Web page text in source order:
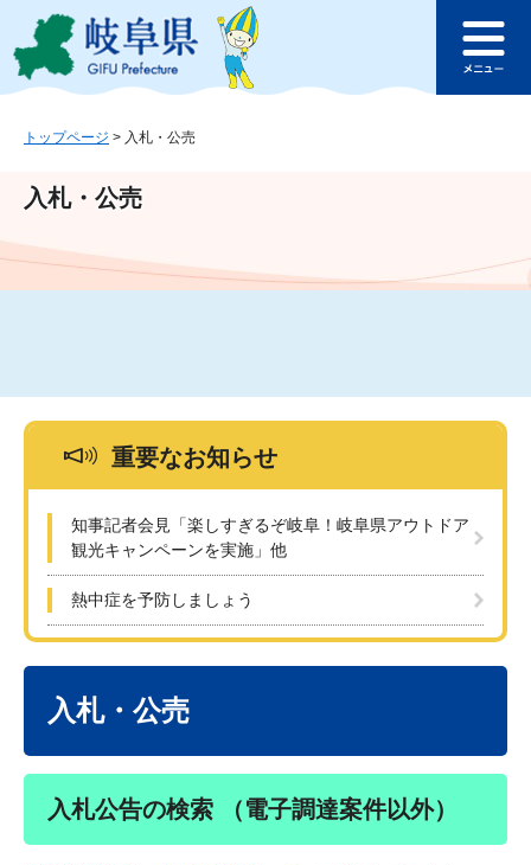
ジ
ュ
文
このページの本文へ
ュ
トップページ > 入札・公売
入札・公売
重要なお知らせ
知事記者会見「楽しすぎるぞ岐阜！岐阜県アウトドア
観光キャンペーンを実施」他
熱中症を予防しましょう
入札・公売
入札公告の検索 （電子調達案件以外）